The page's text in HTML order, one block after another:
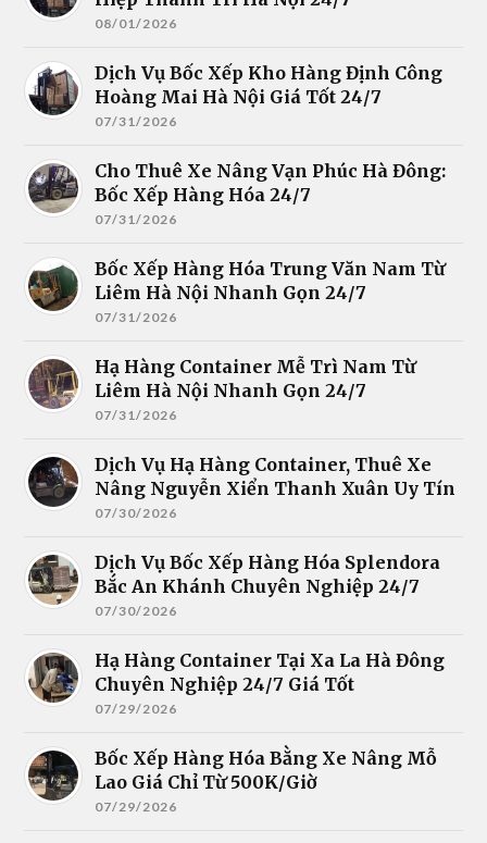
08/01/2026
Dịch Vụ Bốc Xếp Kho Hàng Định Công
Hoàng Mai Hà Nội Giá Tốt 24/7
07/31/2026
Cho Thuê Xe Nâng Vạn Phúc Hà Đông:
Bốc Xếp Hàng Hóa 24/7
07/31/2026
Bốc Xếp Hàng Hóa Trung Văn Nam Từ
Liêm Hà Nội Nhanh Gọn 24/7
07/31/2026
Hạ Hàng Container Mễ Trì Nam Từ
Liêm Hà Nội Nhanh Gọn 24/7
07/31/2026
Dịch Vụ Hạ Hàng Container, Thuê Xe
Nâng Nguyễn Xiển Thanh Xuân Uy Tín
07/30/2026
Dịch Vụ Bốc Xếp Hàng Hóa Splendora
Bắc An Khánh Chuyên Nghiệp 24/7
07/30/2026
Hạ Hàng Container Tại Xa La Hà Đông
Chuyên Nghiệp 24/7 Giá Tốt
07/29/2026
Bốc Xếp Hàng Hóa Bằng Xe Nâng Mỗ
Lao Giá Chỉ Từ 500K/Giờ
07/29/2026